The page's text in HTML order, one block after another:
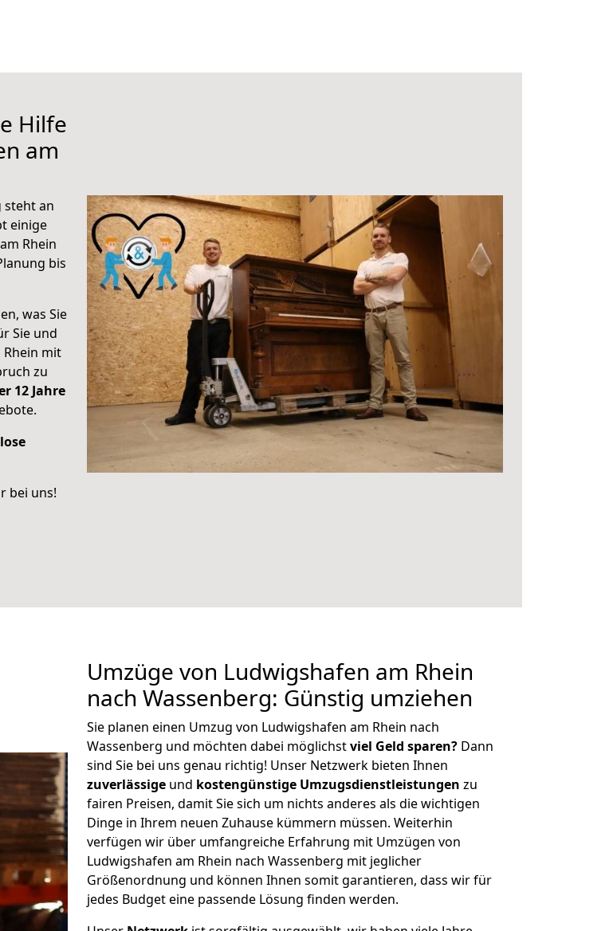
Hilfe
am
steht an
einige
Rhein
bis
was Sie
Sie und
mit
zu
12 Jahre
bei uns!
Umzüge von Ludwigshafen am Rhein
nach Wassenberg: Günstig umziehen
Sie planen einen Umzug von Ludwigshafen am Rhein nach
Wassenberg und möchten dabei möglichstviel Geld sparen? Dann
sind Sie bei uns genau richtig! Unser Netzwerk bieten Ihnen
zuverlässige und kostengünstige Umzugsdienstleistungen zu
fairen Preisen, damit Sie sich um nichts anderes als die wichtigen
Dinge in Ihrem neuen Zuhause kümmern müssen. Weiterhin
verfügen wir über umfangreiche Erfahrung mit Umzügen von
Ludwigshafen am Rhein nach Wassenberg mit jeglicher
Größenordnung und können Ihnen somit garantieren, dass wir für
jedes Budget eine passende Lösung finden werden.